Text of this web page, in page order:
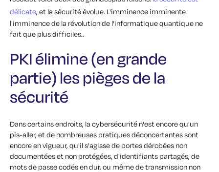
délicate, et la sécuritéévolue. L'imminence imminente
l'imminence de la révolution de l'informatique quantique ne
fait que plus difficiles..
PKI élimine (en grande
partie) les pièges de la
sécurité
Dans certains endroits, la cybersécurité n'est encore qu'un
pis-aller, et de nombreuses pratiques déconcertantes sont
encore en vigueur, qu'il s'agisse de portes dérobées non
documentées et non protégées, d'identifiants partagés, de
mots de passe codés en dur, ou même de transmission non